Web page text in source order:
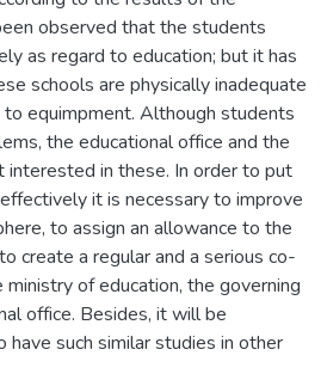
observed that the students
as regard to education; but it has
schools are physically inadequate
to equimpment. Although students
the educational office and the
interested in these. In order to put
it is necessary to improve
to assign an allowance to the
create a regular and a serious co-
of education, the governing
office. Besides, it will be
have such similar studies in other